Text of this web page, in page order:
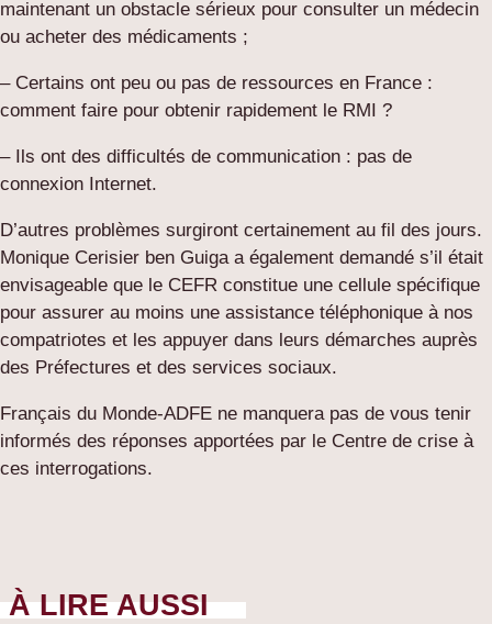
maintenant un obstacle sérieux pour consulter un médecin
ou acheter des médicaments ;
– Certains ont peu ou pas de ressources en France :
comment faire pour obtenir rapidement le RMI ?
– Ils ont des difficultés de communication : pas de
connexion Internet.
D’autres problèmes surgiront certainement au fil des jours.
Monique Cerisier ben Guiga a également demandé s’il était
envisageable que le CEFR constitue une cellule spécifique
pour assurer au moins une assistance téléphonique à nos
compatriotes et les appuyer dans leurs démarches auprès
des Préfectures et des services sociaux.
Français du Monde-ADFE ne manquera pas de vous tenir
informés des réponses apportées par le Centre de crise à
ces interrogations.
À LIRE AUSSI